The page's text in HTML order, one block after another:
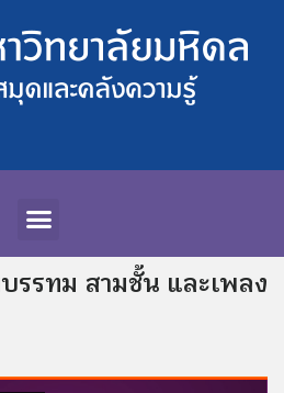
รรทม สามชั้น และเพลง